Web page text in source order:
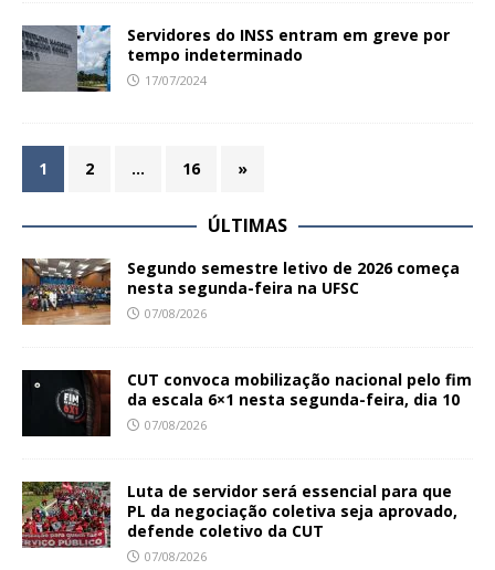
Servidores do INSS entram em greve por
tempo indeterminado
17/07/2024
1 2 … 16 »
ÚLTIMAS
Segundo semestre letivo de 2026 começa
nesta segunda-feira na UFSC
07/08/2026
CUT convoca mobilização nacional pelo fim
da escala 6×1 nesta segunda-feira, dia 10
07/08/2026
Luta de servidor será essencial para que
PL da negociação coletiva seja aprovado,
defende coletivo da CUT
07/08/2026